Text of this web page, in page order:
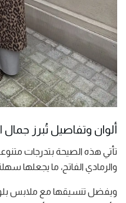
ألوان وتفاصيل تُبرز
تأتي هذه الصيحة بتدرجات
والرمادي الفاتح، ما يجعلها
ويفضل تنسيقها مع ملابس